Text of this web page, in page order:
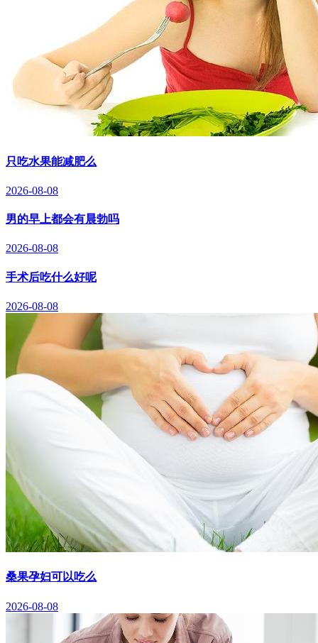
只吃水果能减肥么
2026-08-08
男的早上都会有晨勃吗
2026-08-08
手术后吃什么好呢
2026-08-08
桑果孕妇可以吃么
2026-08-08